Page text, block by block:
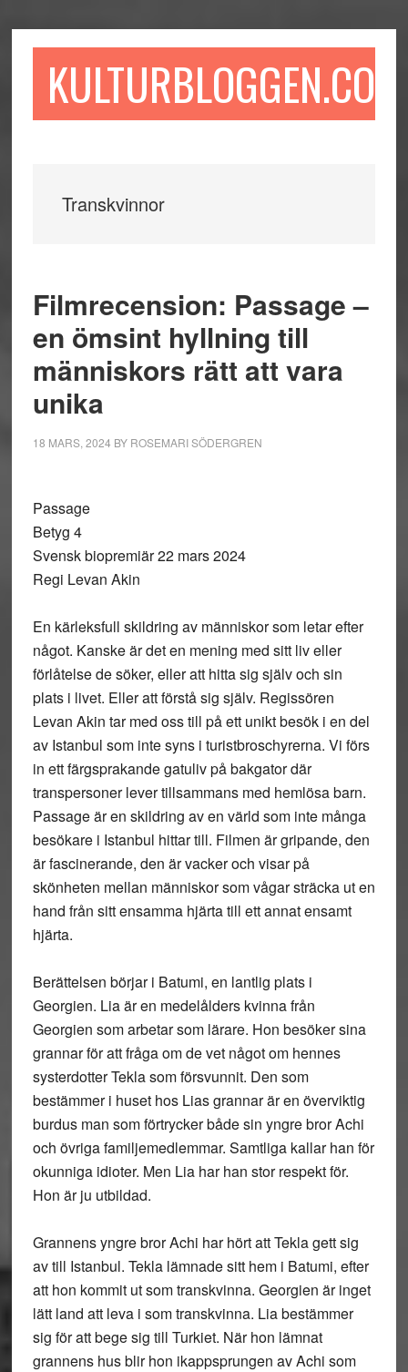
till
till
sidofältet
till
KULTURBLOGGEN.COM
Transkvinnor
Filmrecension: Passage –
en ömsint hyllning till
människors rätt att vara
unika
18 MARS, 2024 BY ROSEMARI SÖDERGREN
Passage
Betyg 4
Svensk biopremiär 22 mars 2024
Regi Levan Akin
En kärleksfull skildring av människor som letar efter
något. Kanske är det en mening med sitt liv eller
förlåtelse de söker, eller att hitta sig själv och sin
plats i livet. Eller att förstå sig själv. Regissören
Levan Akin tar med oss till på ett unikt besök i en del
av Istanbul som inte syns i turistbroschyrerna. Vi förs
in ett färgsprakande gatuliv på bakgator där
transpersoner lever tillsammans med hemlösa barn.
Passage är en skildring av en värld som inte många
besökare i Istanbul hittar till. Filmen är gripande, den
är fascinerande, den är vacker och visar på
skönheten mellan människor som vågar sträcka ut en
hand från sitt ensamma hjärta till ett annat ensamt
hjärta.
Berättelsen börjar i Batumi, en lantlig plats i
Georgien. Lia är en medelålders kvinna från
Georgien som arbetar som lärare. Hon besöker sina
grannar för att fråga om de vet något om hennes
systerdotter Tekla som försvunnit. Den som
bestämmer i huset hos Lias grannar är en överviktig
burdus man som förtrycker både sin yngre bror Achi
och övriga familjemedlemmar. Samtliga kallar han för
okunniga idioter. Men Lia har han stor respekt för.
Hon är ju utbildad.
Grannens yngre bror Achi har hört att Tekla gett sig
av till Istanbul. Tekla lämnade sitt hem i Batumi, efter
att hon kommit ut som transkvinna. Georgien är inget
lätt land att leva i som transkvinna. Lia bestämmer
sig för att bege sig till Turkiet. När hon lämnat
grannens hus blir hon ikappsprungen av Achi som